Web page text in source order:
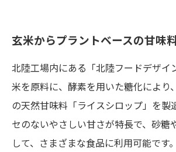
玄米からプラントベースの甘味
北陸工場内にある「北陸フードデザイ
米を原料に、酵素を用いた糖化により
の天然甘味料「ライスシロップ」を製
セのないやさしい甘さが特長で、砂糖
して、さまざまな食品に利用可能です